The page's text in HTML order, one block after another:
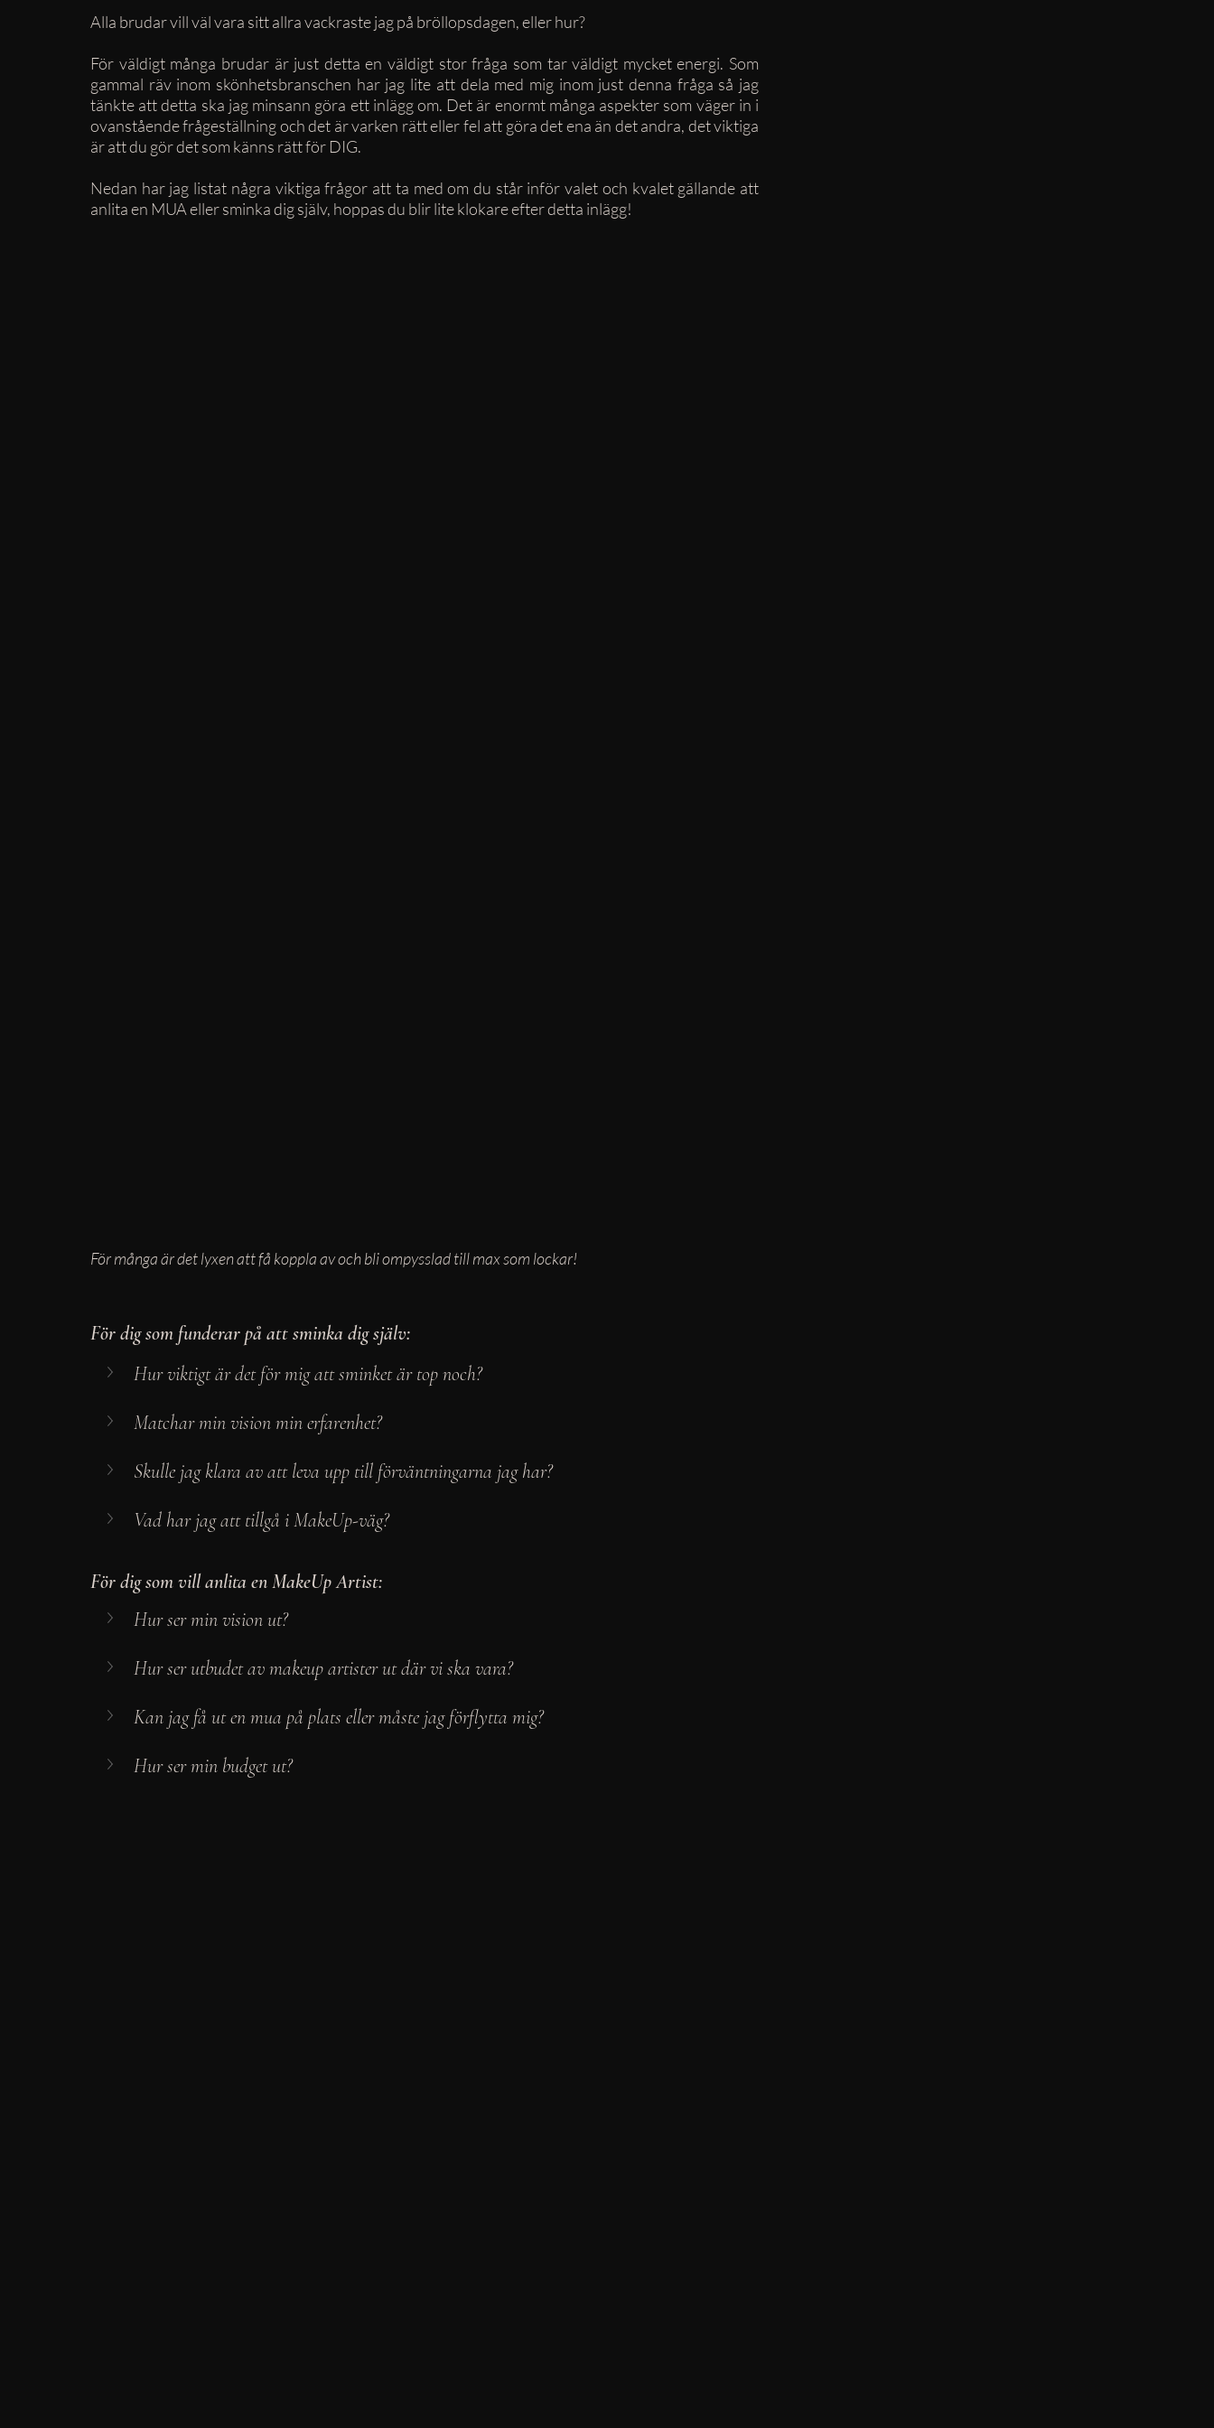
Alla brudar vill väl vara sitt allra vackraste jag på bröllopsdagen, eller hur?
För väldigt många brudar är just detta en väldigt stor fråga som tar väldigt mycket energi. Som
gammal räv inom skönhetsbranschen har jag lite att dela med mig inom just denna fråga så jag
tänkte att detta ska jag minsann göra ett inlägg om. Det är enormt många aspekter som väger in i
ovanstående frågeställning och det är varken rätt eller fel att göra det ena än det andra, det viktiga
är att du gör det som känns rätt för DIG.
Nedan har jag listat några viktiga frågor att ta med om du står inför valet och kvalet gällande att
anlita en MUA eller sminka dig själv, hoppas du blir lite klokare efter detta inlägg!
För många är det lyxen att få koppla av och bli ompysslad till max som lockar!
För dig som funderar på att sminka dig själv:
Hur viktigt är det för mig att sminket är top noch?
Matchar min vision min erfarenhet?
Skulle jag klara av att leva upp till förväntningarna jag har?
Vad har jag att tillgå i MakeUp-väg?
För dig som vill anlita en MakeUp Artist:
Hur ser min vision ut?
Hur ser utbudet av makeup artister ut där vi ska vara?
Kan jag få ut en mua på plats eller måste jag förflytta mig?
Hur ser min budget ut?